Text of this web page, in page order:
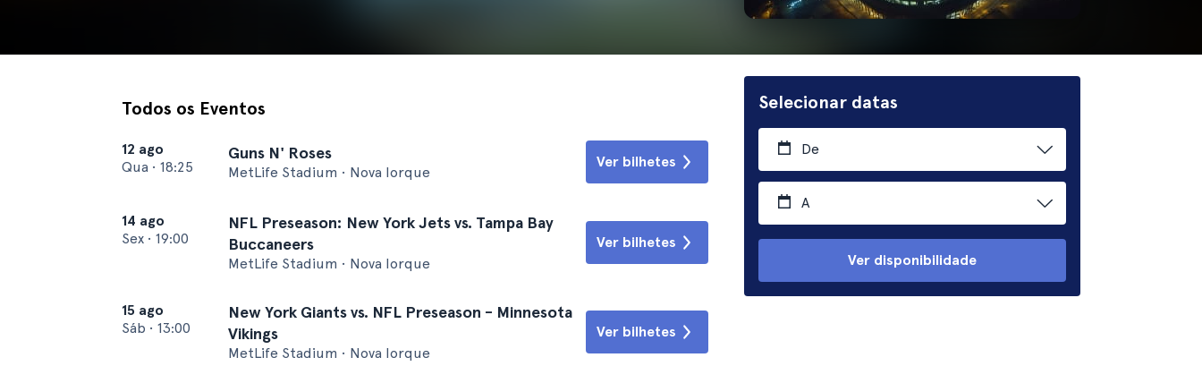
Selecionar datas
De
A
Ver disponibilidade
Todos os Eventos
12 ago
Qua • 18:25
Guns N' Roses
MetLife Stadium • Nova Iorque
Ver bilhetes
14 ago
Sex • 19:00
NFL Preseason: New York Jets vs. Tampa Bay
Buccaneers
MetLife Stadium • Nova Iorque
Ver bilhetes
15 ago
Sáb • 13:00
New York Giants vs. NFL Preseason - Minnesota
Vikings
MetLife Stadium • Nova Iorque
Ver bilhetes